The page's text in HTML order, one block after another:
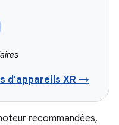
d'appareils XR →
recommandées,